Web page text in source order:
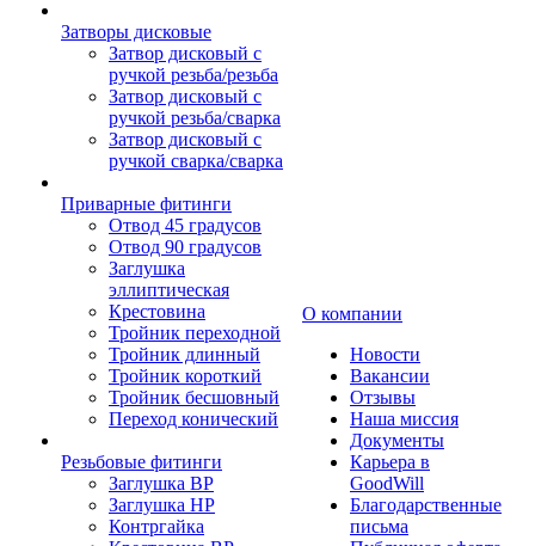
Затворы дисковые
Затвор дисковый с
ручкой резьба/резьба
Затвор дисковый с
ручкой резьба/сварка
Затвор дисковый с
ручкой сварка/сварка
Приварные фитинги
Отвод 45 градусов
Отвод 90 градусов
Заглушка
эллиптическая
Крестовина
Тройник переходной
Тройник длинный
Тройник короткий
Тройник бесшовный
Переход конический
Резьбовые фитинги
Заглушка ВР
Заглушка НР
Контргайка
О компании
Новости
Вакансии
Отзывы
Наша миссия
Документы
Карьера в
GoodWill
Благодарственные
письма